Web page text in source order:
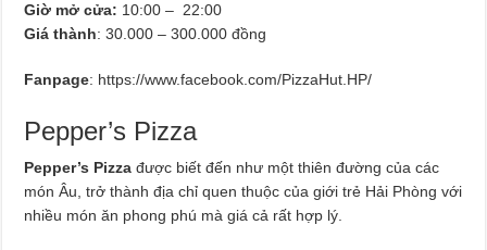
Giờ mở cửa: 10:00 – 22:00
Giá thành: 30.000 – 300.000 đồng
Fanpage: https://www.facebook.com/PizzaHut.HP/
Pepper’s Pizza
Pepper’s Pizza được biết đến như một thiên đường của các
món Âu, trở thành địa chỉ quen thuộc của giới trẻ Hải Phòng với
nhiều món ăn phong phú mà giá cả rất hợp lý.